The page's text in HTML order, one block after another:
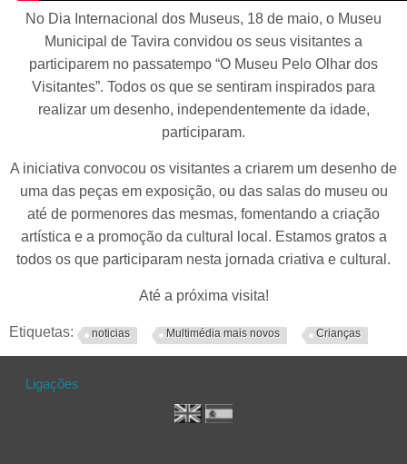
No Dia Internacional dos Museus, 18 de maio, o Museu
Municipal de Tavira convidou os seus visitantes a
participarem no passatempo “O Museu Pelo Olhar dos
Visitantes”. Todos os que se sentiram inspirados para
realizar um desenho, independentemente da idade,
participaram.
A iniciativa convocou os visitantes a criarem um desenho de
uma das peças em exposição, ou das salas do museu ou
até de pormenores das mesmas, fomentando a criação
artística e a promoção da cultural local. Estamos gratos a
todos os que participaram nesta jornada criativa e cultural.
Até a próxima visita!
Etiquetas: noticias Multimédia mais novos Crianças
Ligações